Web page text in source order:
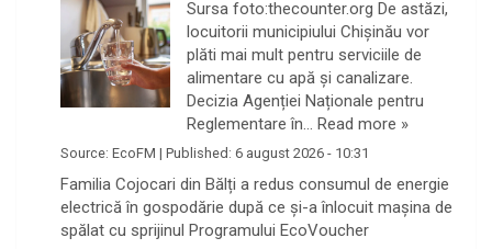
Sursa foto:thecounter.org De astăzi,
locuitorii municipiului Chișinău vor
plăti mai mult pentru serviciile de
alimentare cu apă și canalizare.
Decizia Agenției Naționale pentru
Reglementare în… Read more »
Source: EcoFM | Published: 6 august 2026 - 10:31
Familia Cojocari din Bălți a redus consumul de energie
electrică în gospodărie după ce și-a înlocuit mașina de
spălat cu sprijinul Programului EcoVoucher